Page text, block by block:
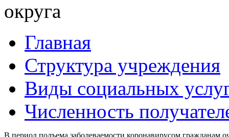
округа
Главная
Структура учреждения
Виды социальных
Численность
В период подъема заболеваемости коронавирусом гражданам